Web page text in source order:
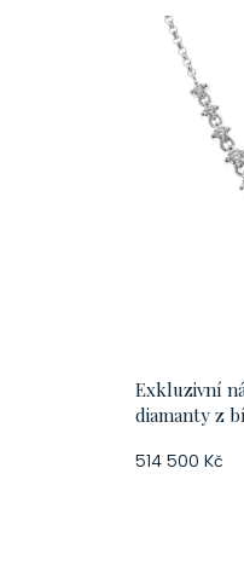
Exkluzivní
diamanty z
514 500 Kč